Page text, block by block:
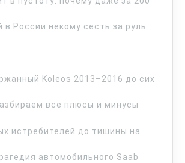
в России некому сесть за руль
Koleos 2013–2016 до сих
все плюсы и минусы
истребителей до тишины на
автомобильного Saab